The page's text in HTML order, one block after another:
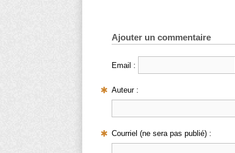
Ajouter un commentaire
Email :
Auteur :
Courriel (ne sera pas publié) :